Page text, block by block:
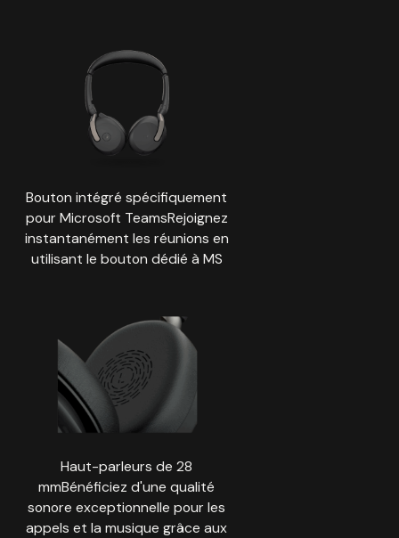
Bouton intégré spécifiquement
pour Microsoft TeamsRejoignez
instantanément les réunions en
utilisant le bouton dédié à MS
Haut-parleurs de 28
mmBénéficiez d'une qualité
sonore exceptionnelle pour les
appels et la musique grâce aux